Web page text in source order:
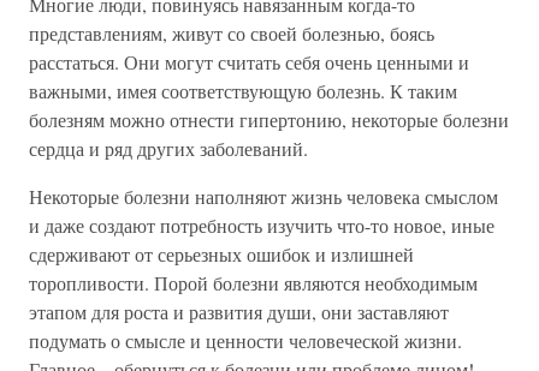
представлениям, живут со своей болезнью, боясь
расстаться. Они могут считать себя очень ценными и
важными, имея соответствующую болезнь. К таким
болезням можно отнести гипертонию, некоторые болезни
сердца и ряд других заболеваний.
Некоторые болезни наполняют жизнь человека смыслом
и даже создают потребность изучить что-то новое, иные
сдерживают от серьезных ошибок и излишней
торопливости. Порой болезни являются необходимым
этапом для роста и развития души, они заставляют
подумать о смысле и ценности человеческой жизни.